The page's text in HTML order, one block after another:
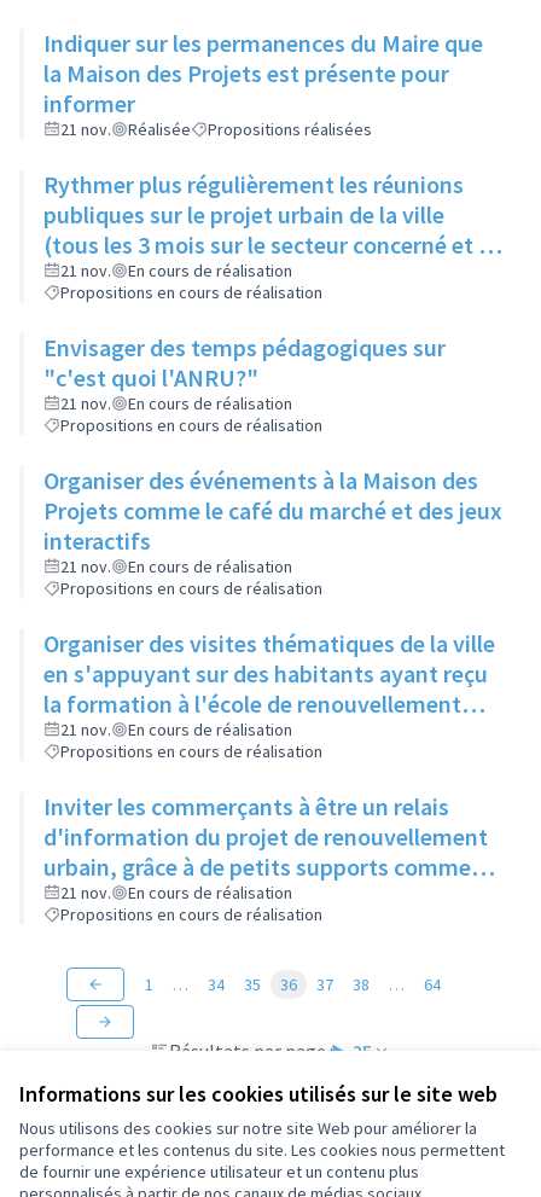
Informations sur les cookies utilisés sur le site web
Nous utilisons des cookies sur notre site Web pour améliorer la
performance et les contenus du site. Les cookies nous permettent
de fournir une expérience utilisateur et un contenu plus
Indiquer sur les permanences du Maire que
la Maison des Projets est présente pour
informer
21 nov. Réalisée Propositions réalisées
Rythmer plus régulièrement les réunions
publiques sur le projet urbain de la ville
(tous les 3 mois sur le secteur concerné et 2
fois par an pour la ville)
21 nov.
En cours de réalisation
Propositions en cours de réalisation
Envisager des temps pédagogiques sur
"c'est quoi l'ANRU?"
21 nov.
En cours de réalisation
Propositions en cours de réalisation
Organiser des événements à la Maison des
Projets comme le café du marché et des jeux
interactifs
21 nov.
En cours de réalisation
Propositions en cours de réalisation
Organiser des visites thématiques de la ville
en s'appuyant sur des habitants ayant reçu
la formation à l'école de renouvellement
urbain
21 nov.
En cours de réalisation
Propositions en cours de réalisation
Inviter les commerçants à être un relais
d'information du projet de renouvellement
urbain, grâce à de petits supports comme
ceux des agences immobilières
21 nov.
En cours de réalisation
Propositions en cours de réalisation
Résultats par page : 25
1 … 34 35 36 37 38 … 64
Conditions d'utilisation